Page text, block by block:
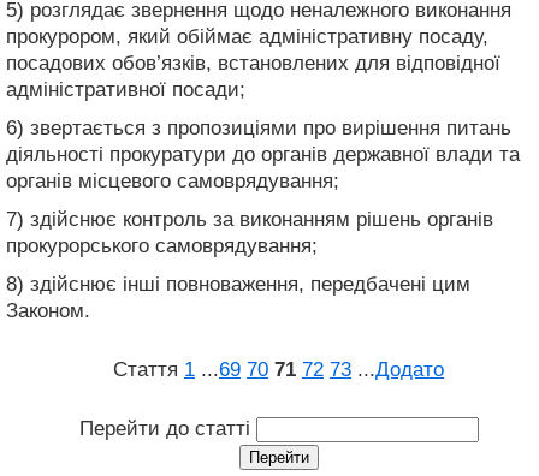
5) розглядає звернення щодо неналежного виконання
прокурором, який обіймає адміністративну посаду,
посадових обов’язків, встановлених для відповідної
адміністративної посади;
6) звертається з пропозиціями про вирішення питань
діяльності прокуратури до органів державної влади та
органів місцевого самоврядування;
7) здійснює контроль за виконанням рішень органів
прокурорського самоврядування;
8) здійснює інші повноваження, передбачені цим
Законом.
Стаття 1 ...69 70 71 72 73 ...Додато
Перейти до статті